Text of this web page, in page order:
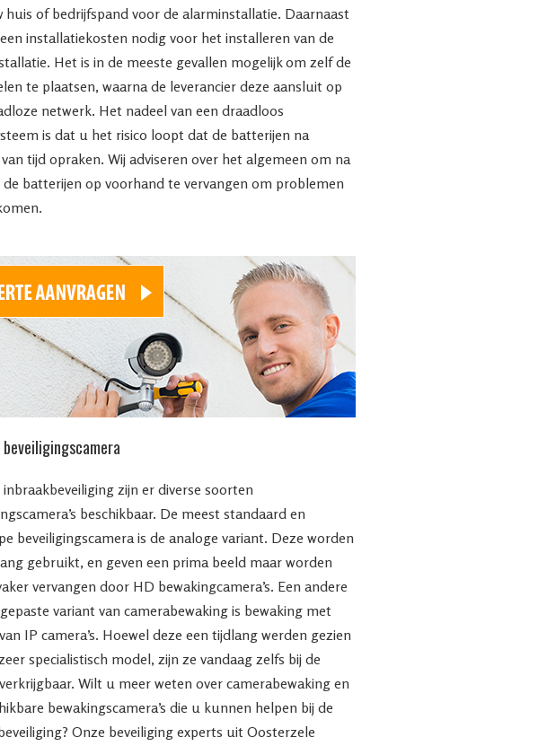
huis of bedrijfspand voor de alarminstallatie. Daarnaast
installatiekosten nodig voor het installeren van de
Het is in de meeste gevallen mogelijk om zelf de
te plaatsen, waarna de leverancier deze aansluit op
netwerk. Het nadeel van een draadloos
is dat u het risico loopt dat de batterijen na
tijd opraken. Wij adviseren over het algemeen om na
de batterijen op voorhand te vervangen om problemen
zijn er diverse soorten
beschikbaar. De meest standaard en
beveiligingscamera is de analoge variant. Deze worden
gebruikt, en geven een prima beeld maar worden
vervangen door HD bewakingcamera’s. Een andere
variant van camerabewaking is bewaking met
IP camera’s. Hoewel deze een tijdlang werden gezien
specialistisch model, zijn ze vandaag zelfs bij de
Wilt u meer weten over camerabewaking en
bewakingscamera’s die u kunnen helpen bij de
Onze beveiliging experts uit Oosterzele